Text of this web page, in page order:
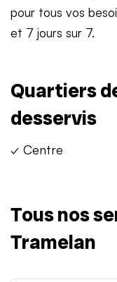
pour tous vos
et 7 jours sur 7.
Quartiers
desservis
✓ Centre
Tous nos
Tramelan